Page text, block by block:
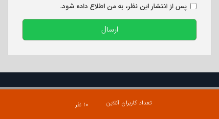
پس از انتشار این نظر، به من اطلاع داده شود.
ارسال
تعداد کاربران آنلاین
۱۰ نفر